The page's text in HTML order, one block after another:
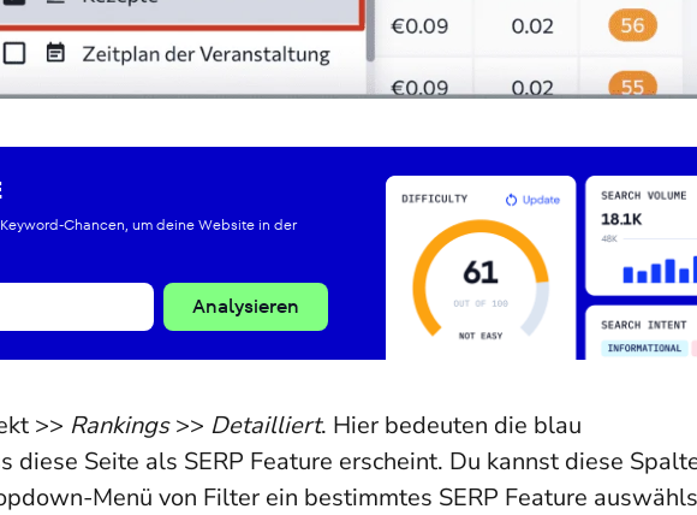
Chancen, um deine Website in der
Analysieren
>> Rankings>> Detailliert. Hier bedeuten die blau
diese Seite als SERP Feature erscheint. Du kannst diese
Menü von Filter ein bestimmtes SERP Feature